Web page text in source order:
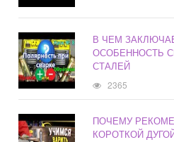
В ЧЕМ
ОСОБЕННОСТЬ
СТАЛЕЙ
2365
ПОЧЕМУ
КОРОТКОЙ